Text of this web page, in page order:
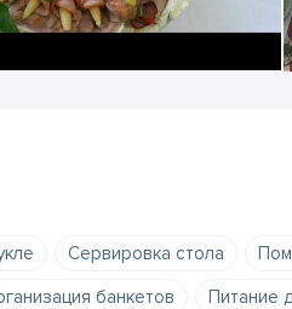
Сервировка стола
банкетов Питание